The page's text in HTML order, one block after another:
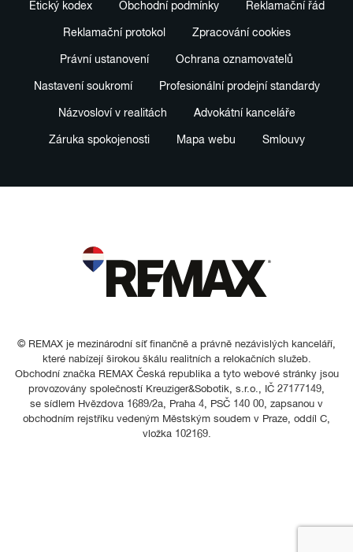
Etický kodex Obchodní podmínky Reklamační řád
Reklamační protokol Zpracování cookies
Právní ustanovení Ochrana oznamovatelů
Nastavení soukromí Profesionální prodejní standardy
Názvosloví v realitách Advokátní kanceláře
Záruka spokojenosti Mapa webu Smlouvy
© REMAX je mezinárodní síť finančně a právně nezávislých kanceláří,
které nabízejí širokou škálu realitních a relokačních služeb.
Obchodní značka REMAX Česká republika a tyto webové stránky jsou
provozovány společností Kreuziger&Sobotik, s.r.o., IČ 27177149,
se sídlem Hvězdova 1689/2a, Praha 4, PSČ 140 00, zapsanou v
obchodním rejstříku vedeným Městským soudem v Praze, oddíl C,
vložka 102169.